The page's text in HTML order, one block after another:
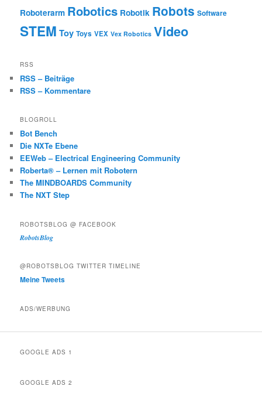
Roboterarm Robotics Robotik Robots Software
STEM Toy Toys VEX Vex Robotics Video
RSS
RSS – Beiträge
RSS – Kommentare
BLOGROLL
Bot Bench
Die NXTe Ebene
EEWeb – Electrical Engineering Community
Roberta® – Lernen mit Robotern
The MINDBOARDS Community
The NXT Step
ROBOTSBLOG @ FACEBOOK
RobotsBlog
@ROBOTSBLOG TWITTER TIMELINE
Meine Tweets
ADS/WERBUNG
GOOGLE ADS 1
GOOGLE ADS 2